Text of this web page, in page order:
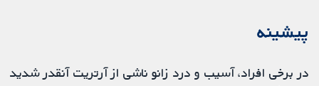
پیشینه
در برخی افراد، آسیب و درد زانو ناشی از آرتریت آنقدر شدید